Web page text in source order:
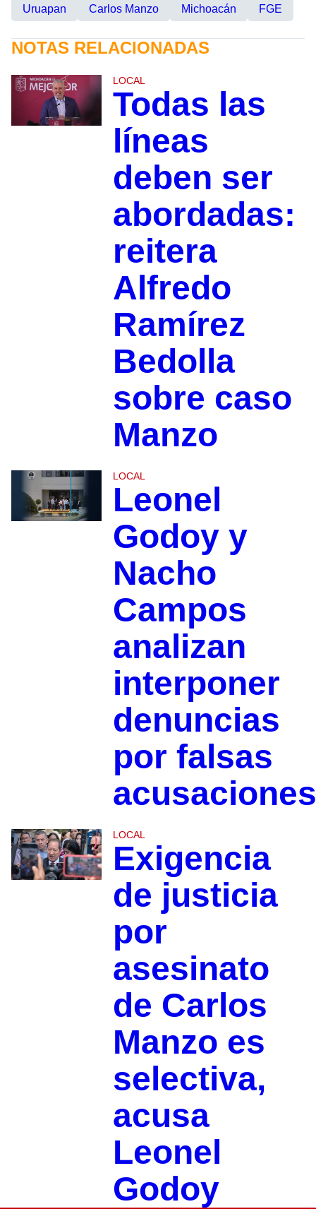
Uruapan Carlos Manzo Michoacán FGE
NOTAS RELACIONADAS
LOCAL
Todas las
líneas
deben ser
abordadas:
reitera
Alfredo
Ramírez
Bedolla
sobre caso
Manzo
LOCAL
Leonel
Godoy y
Nacho
Campos
analizan
interponer
denuncias
por falsas
acusaciones
LOCAL
Exigencia
de justicia
por
asesinato
de Carlos
Manzo es
selectiva,
acusa
Leonel
Godoy